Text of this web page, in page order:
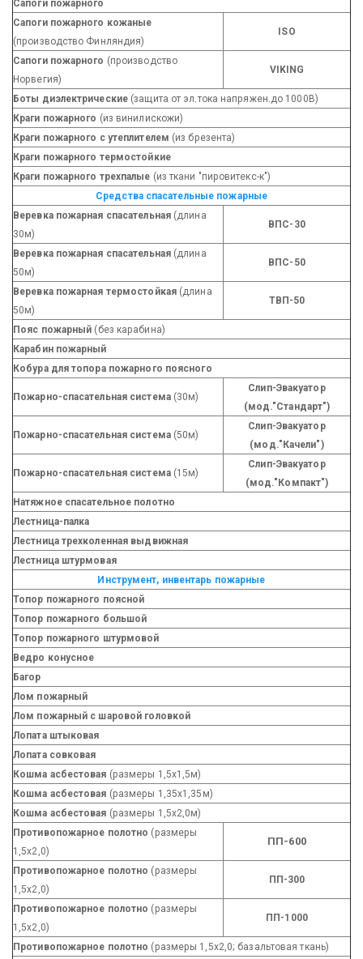
Сапоги пожарного
Сапоги пожарного кожаные
(производство Финляндия)
ISO
Сапоги пожарного (производство
Норвегия)
VIKING
Боты диэлектрические (защита от эл.тока напряжен.до 1000В)
Краги пожарного (из винилискожи)
Краги пожарного с утеплителем (из брезента)
Краги пожарного термостойкие
Краги пожарного трехпалые (из ткани "пировитекс-к")
Средства спасательные пожарные
Веревка пожарная спасательная(длина
30м)
ВПС-30
Веревка пожарная спасательная (длина
50м)
ВПС-50
Веревка пожарная термостойкая(длина
50м)
ТВП-50
Пояс пожарный (без карабина)
Карабин пожарный
Кобура для топора пожарного поясного
Пожарно-спасательная система(30м)
Слип-Эвакуатор
(мод."Стандарт")
Пожарно-спасательная система(50м)
Слип-Эвакуатор
(мод."Качели")
Пожарно-спасательная система(15м)
Слип-Эвакуатор
(мод."Компакт")
Натяжное спасательное полотно
Лестница-палка
Лестница трехколенная выдвижная
Лестница штурмовая
Инструмент, инвентарь пожарные
Топор пожарного поясной
Топор пожарного большой
Топор пожарного штурмовой
Ведро конусное
Багор
Лом пожарный
Лом пожарный с шаровой головкой
Лопата штыковая
Лопата совковая
Кошма асбестовая (размеры 1,5х1,5м)
Кошма асбестовая (размеры 1,35х1,35м)
Кошма асбестовая (размеры 1,5х2,0м)
Противопожарное полотно (размеры
1,5х2,0)
ПП-600
Противопожарное полотно (размеры
1,5х2,0)
ПП-300
Противопожарное полотно (размеры
1,5х2,0)
ПП-1000
Противопожарное полотно (размеры 1,5х2,0; базальтовая ткань)